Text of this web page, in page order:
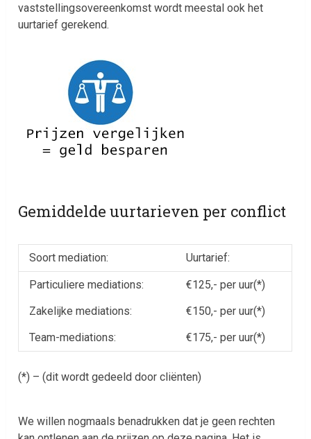
vaststellingsovereenkomst wordt meestal ook het
uurtarief gerekend.
Gemiddelde uurtarieven per conflict
Soort mediation: Uurtarief:
Particuliere mediations:
€125,- per uur(*)
Zakelijke mediations:
€150,- per uur(*)
Team-mediations:
€175,- per uur(*)
(*) – (dit wordt gedeeld door cliënten)
We willen nogmaals benadrukken dat je geen rechten